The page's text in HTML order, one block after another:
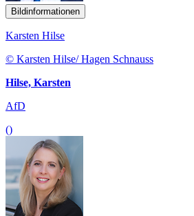
Bildinformationen
Karsten Hilse
© Karsten Hilse/ Hagen Schnauss
Hilse, Karsten
AfD
()